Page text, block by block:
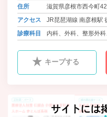
住所
滋賀県彦根市西今町
アクセス
JR琵琶湖線 南彦根駅
診療科目
内科、外科、整形外
科、婦人科、リウマ
キープする